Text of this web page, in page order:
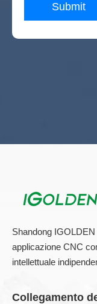
Submit
Shandong
applicazione CNC
intellettuale
Collegamento